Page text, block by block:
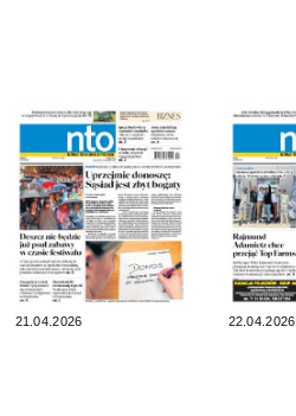
21.04.2026 22.04.2026